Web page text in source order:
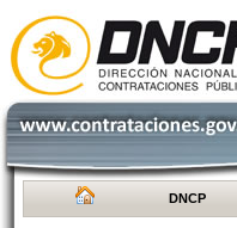
DNCP